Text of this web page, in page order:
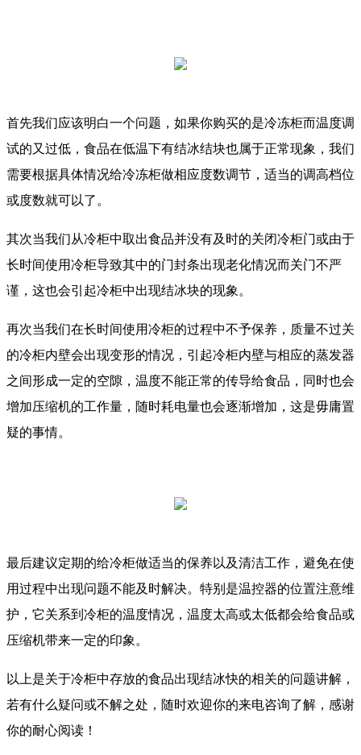
首先我们应该明白一个问题，如果你购买的是冷冻柜而温度调
试的又过低，食品在低温下有结冰结块也属于正常现象，我们
需要根据具体情况给冷冻柜做相应度数调节，适当的调高档位
或度数就可以了。
其次当我们从冷柜中取出食品并没有及时的关闭冷柜门或由于
长时间使用冷柜导致其中的门封条出现老化情况而关门不严
谨，这也会引起冷柜中出现结冰块的现象。
再次当我们在长时间使用冷柜的过程中不予保养，质量不过关
的冷柜内壁会出现变形的情况，引起冷柜内壁与相应的蒸发器
之间形成一定的空隙，温度不能正常的传导给食品，同时也会
增加压缩机的工作量，随时耗电量也会逐渐增加，这是毋庸置
疑的事情。
最后建议定期的给冷柜做适当的保养以及清洁工作，避免在使
用过程中出现问题不能及时解决。特别是温控器的位置注意维
护，它关系到冷柜的温度情况，温度太高或太低都会给食品或
压缩机带来一定的印象。
以上是关于冷柜中存放的食品出现结冰快的相关的问题讲解，
若有什么疑问或不解之处，随时欢迎你的来电咨询了解，感谢
你的耐心阅读！